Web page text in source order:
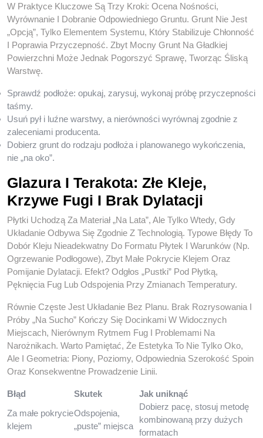
W Praktyce Kluczowe Są Trzy Kroki: Ocena Nośności,
Wyrównanie I Dobranie Odpowiedniego Gruntu. Grunt Nie Jest
„opcją”, Tylko Elementem Systemu, Który Stabilizuje Chłonność
I Poprawia Przyczepność. Zbyt Mocny Grunt Na Gładkiej
Powierzchni Może Jednak Pogorszyć Sprawę, Tworząc Śliską
Warstwę.
Sprawdź podłoże: opukaj, zarysuj, wykonaj próbę przyczepności
taśmy.
Usuń pył i luźne warstwy, a nierówności wyrównaj zgodnie z
zaleceniami producenta.
Dobierz grunt do rodzaju podłoża i planowanego wykończenia,
nie „na oko”.
Glazura I Terakota: Złe Kleje,
Krzywe Fugi I Brak Dylatacji
Płytki Uchodzą Za Materiał „na Lata”, Ale Tylko Wtedy, Gdy
Układanie Odbywa Się Zgodnie Z Technologią. Typowe Błędy To
Dobór Kleju Nieadekwatny Do Formatu Płytek I Warunków (np.
Ogrzewanie Podłogowe), Zbyt Małe Pokrycie Klejem Oraz
Pomijanie Dylatacji. Efekt? Odgłos „pustki” Pod Płytką,
Pęknięcia Fug Lub Odspojenia Przy Zmianach Temperatury.
Równie Częste Jest Układanie Bez Planu. Brak Rozrysowania I
Próby „na Sucho” Kończy Się Docinkami W Widocznych
Miejscach, Nierównym Rytmem Fug I Problemami Na
Narożnikach. Warto Pamiętać, Że Estetyka To Nie Tylko Oko,
Ale I Geometria: Piony, Poziomy, Odpowiednia Szerokość Spoin
Oraz Konsekwentne Prowadzenie Linii.
Błąd Skutek
Jak uniknąć
Za małe pokrycie
klejem
Odspojenia,
„puste” miejsca
Dobierz pacę, stosuj metodę
kombinowaną przy dużych
formatach